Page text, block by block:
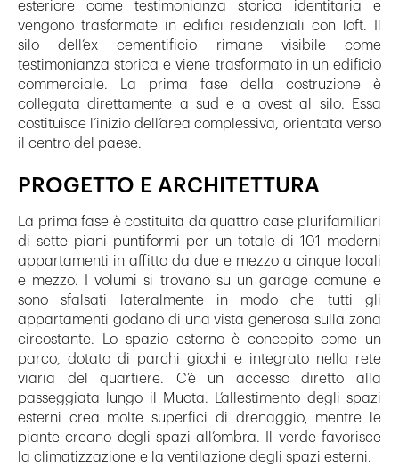
esteriore come testimonianza storica identitaria e
vengono trasformate in edifici residenziali con loft. Il
silo dell’ex cementificio rimane visibile come
testimonianza storica e viene trasformato in un edificio
commerciale. La prima fase della costruzione è
collegata direttamente a sud e a ovest al silo. Essa
costituisce l’inizio dell’area complessiva, orientata verso
il centro del paese.
PROGETTO E ARCHITETTURA
La prima fase è costituita da quattro case plurifamiliari
di sette piani puntiformi per un totale di 101 moderni
appartamenti in affitto da due e mezzo a cinque locali
e mezzo. I volumi si trovano su un garage comune e
sono sfalsati lateralmente in modo che tutti gli
appartamenti godano di una vista generosa sulla zona
circostante. Lo spazio esterno è concepito come un
parco, dotato di parchi giochi e integrato nella rete
viaria del quartiere. C’è un accesso diretto alla
passeggiata lungo il Muota. L’allestimento degli spazi
esterni crea molte superfici di drenaggio, mentre le
piante creano degli spazi all’ombra. Il verde favorisce
la climatizzazione e la ventilazione degli spazi esterni.